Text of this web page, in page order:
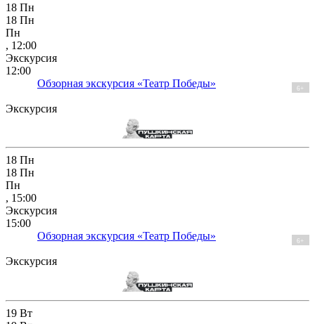
18 Пн
18 Пн
Пн
, 12:00
Экскурсия
12:00
Обзорная экскурсия «Театр Победы»
6+
Экскурсия
18 Пн
18 Пн
Пн
, 15:00
Экскурсия
15:00
Обзорная экскурсия «Театр Победы»
6+
Экскурсия
19 Вт